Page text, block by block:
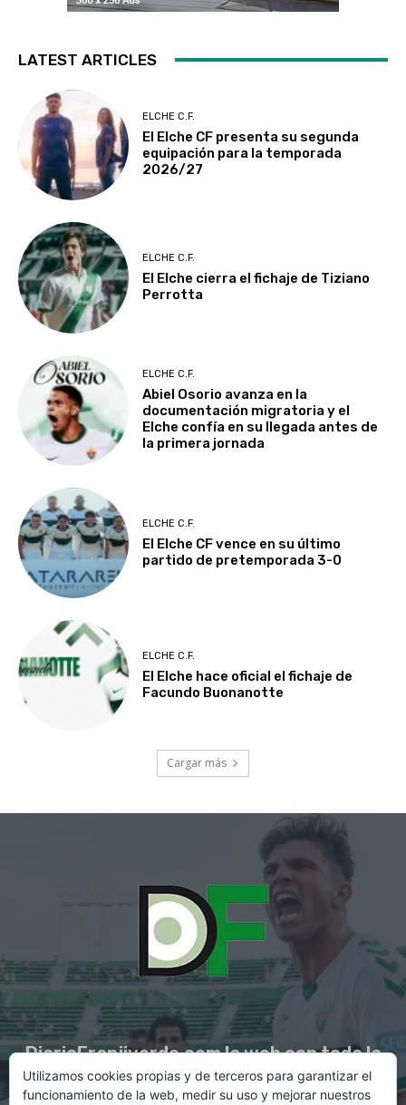
LATEST ARTICLES
ELCHE C.F.
El Elche CF presenta su segunda
equipación para la temporada
2026/27
ELCHE C.F.
El Elche cierra el fichaje de Tiziano
Perrotta
ELCHE C.F.
Abiel Osorio avanza en la
documentación migratoria y el
Elche confía en su llegada antes de
la primera jornada
ELCHE C.F.
El Elche CF vence en su último
partido de pretemporada 3-0
ELCHE C.F.
El Elche hace oficial el fichaje de
Facundo Buonanotte
Cargar más
DiarioFranjiverde.com la web con toda la
información del Elche C.F.
Utilizamos cookies propias y de terceros para garantizar el
funcionamiento de la web, medir su uso y mejorar nuestros